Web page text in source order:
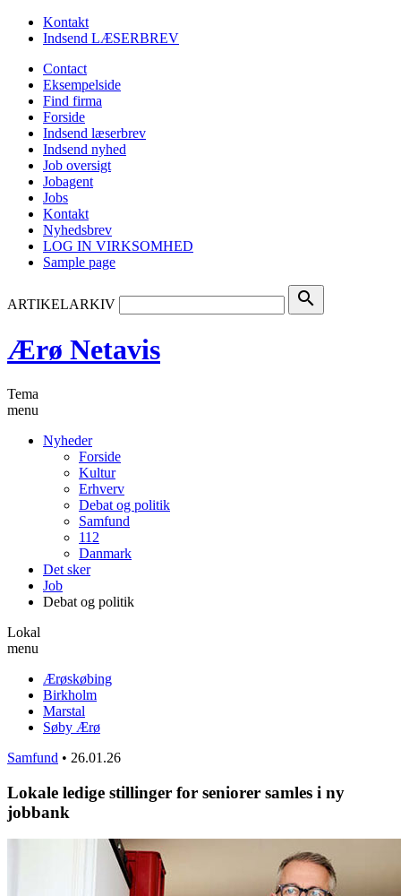
Kontakt
Indsend LÆSERBREV
Contact
Eksempelside
Find firma
Forside
Indsend læserbrev
Indsend nyhed
Job oversigt
Jobagent
Jobs
Kontakt
Nyhedsbrev
LOG IN VIRKSOMHED
Sample page
ARTIKELARKIV search
Ærø Netavis
Tema
menu
Nyheder
Forside
Kultur
Erhverv
Debat og politik
Samfund
112
Danmark
Det sker
Job
Debat og politik
Lokal
menu
Ærøskøbing
Birkholm
Marstal
Søby Ærø
Samfund • 26.01.26
Lokale ledige stillinger for seniorer samles i ny
jobbank